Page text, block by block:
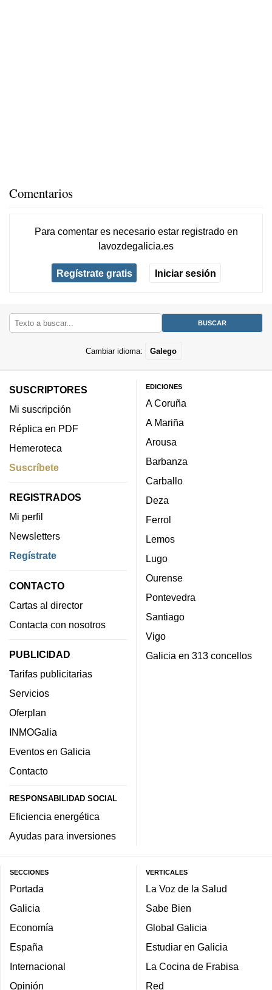
Comentarios
Para comentar es necesario estar registradoen
lavozdegalicia.es
Regístrate gratis Iniciar sesión
Cambiar idioma: Galego
SUSCRIPTORES
Mi suscripción
Réplica en PDF
Hemeroteca
Suscríbete
REGISTRADOS
Mi perfil
Newsletters
Regístrate
CONTACTO
Cartas al director
Contacta con nosotros
PUBLICIDAD
Tarifas publicitarias
Servicios
Oferplan
INMOGalia
Eventos en Galicia
Contacto
RESPONSABILIDAD SOCIAL
Eficiencia energética
Ayudas para inversiones
EDICIONES
A Coruña
A Mariña
Arousa
Barbanza
Carballo
Deza
Ferrol
Lemos
Lugo
Ourense
Pontevedra
Santiago
Vigo
Galicia en 313 concellos
SECCIONES
Portada
Galicia
Economía
España
Internacional
Opinión
VERTICALES
La Voz de la Salud
Sabe Bien
Global Galicia
Estudiar en Galicia
La Cocina de Frabisa
Red